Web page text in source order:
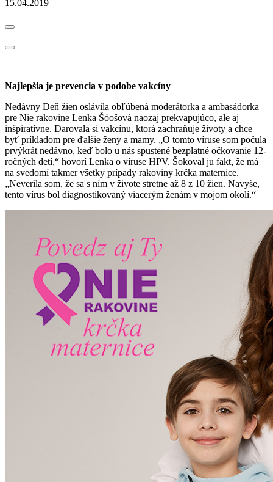
15.04.2019
Najlepšia je prevencia v podobe vakcíny
Nedávny Deň žien oslávila obľúbená moderátorka a ambasádorka
pre Nie rakovine Lenka Šóošová naozaj prekvapujúco, ale aj
inšpiratívne. Darovala si vakcínu, ktorá zachraňuje životy a chce
byť príkladom pre ďalšie ženy a mamy. „O tomto víruse som počula
prvýkrát nedávno, keď bolo u nás spustené bezplatné očkovanie 12-
ročných detí,“ hovorí Lenka o víruse HPV. Šokoval ju fakt, že má
na svedomí takmer všetky prípady rakoviny krčka maternice.
„Neverila som, že sa s ním v živote stretne až 8 z 10 žien. Navyše,
tento vírus bol diagnostikovaný viacerým ženám v mojom okolí.“